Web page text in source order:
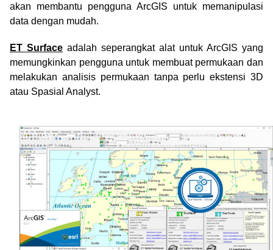
akan membantu pengguna ArcGIS untuk memanipulasi
data dengan mudah.
ET Surface adalah seperangkat alat untuk ArcGIS yang
memungkinkan pengguna untuk membuat permukaan dan
melakukan analisis permukaan tanpa perlu ekstensi 3D
atau Spasial Analyst.